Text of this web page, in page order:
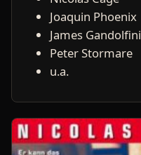
Joaquin Phoenix
James Gandolfini
Peter Stormare
u.a.